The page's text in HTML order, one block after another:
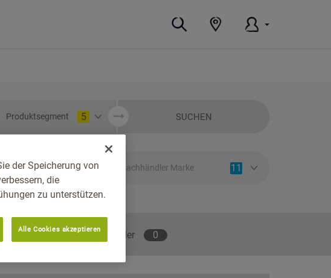
Produktsegment 5 SUCHEN
Fachhändler Marke 11
Empfohlene Fachhändler 0
der Speicherung von
die
zu unterstützen.
Alle Cookies akzeptieren